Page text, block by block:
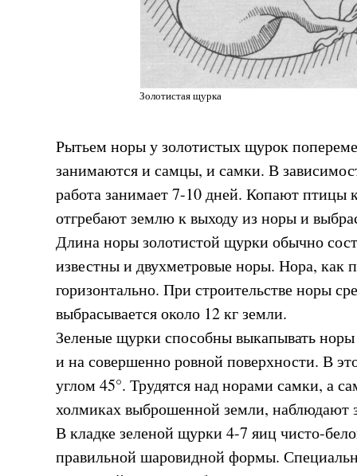
Золотистая щурка
Рытьем норы у золотистых щурок
занимаются и самцы, и самки. В
работа занимает 7-10 дней. Копают птицы
отгребают землю к выходу из норы и
Длина норы золотистой щурки обычно
известны и двухметровые норы. Нора, как
горизонтально. При строительстве норы
выбрасывается около 12 кг земли.
Зеленые щурки способны выкапывать
и на совершенно ровной поверхности. В
углом 45°. Трудятся над норами самки, а
холмиках выброшенной земли, наблюдают
В кладке зеленой щурки 4-7 яиц чисто-
правильной шаровидной формы.